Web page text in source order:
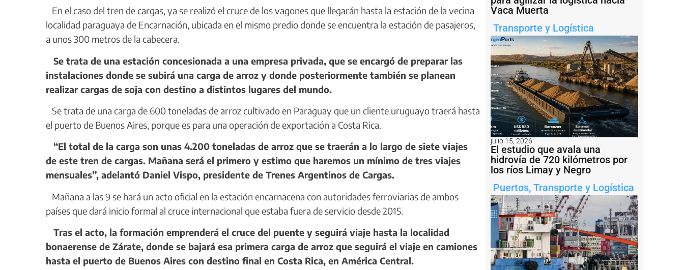
En el caso del tren de cargas, ya se realizó el cruce de los vagones que llegarán hasta la estación de la vecina
localidad paraguaya de Encarnación, ubicada en el mismo predio donde se encuentra la estación de pasajeros,
a unos 300 metros de la cabecera.
Se trata de una estación concesionada a una empresa privada, que se encargó de preparar las
instalaciones donde se subirá una carga de arroz y donde posteriormente también se planean
realizar cargas de soja con destino a distintos lugares del mundo.
Se trata de una carga de 600 toneladas de arroz cultivado en Paraguay que un cliente uruguayo traerá hasta
el puerto de Buenos Aires, porque es para una operación de exportación a Costa Rica.
“El total de la carga son unas 4.200 toneladas de arroz que se traerán a lo largo de siete viajes
de este tren de cargas. Mañana será el primero y estimo que haremos un mínimo de tres viajes
mensuales”, adelantó Daniel Vispo, presidente de Trenes Argentinos de Cargas.
Mañana a las 9 se hará un acto oficial en la estación encarnacena con autoridades ferroviarias de ambos
países que dará inicio formal al cruce internacional que estaba fuera de servicio desde 2015.
Tras el acto, la formación emprenderá el cruce del puente y seguirá viaje hasta la localidad
bonaerense de Zárate, donde se bajará esa primera carga de arroz que seguirá el viaje en camiones
hasta el puerto de Buenos Aires con destino final en Costa Rica, en América Central.
Vaca Muerta
Transporte y Logística
julio 15, 2026
El estudio que avala una
hidrovía de 720 kilómetros por
los ríos Limay y Negro
Puertos, Transporte y Logística